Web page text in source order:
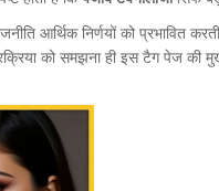
आर्थिक निर्णयों को प्रभावित
को समझना ही इस टैग पेज की